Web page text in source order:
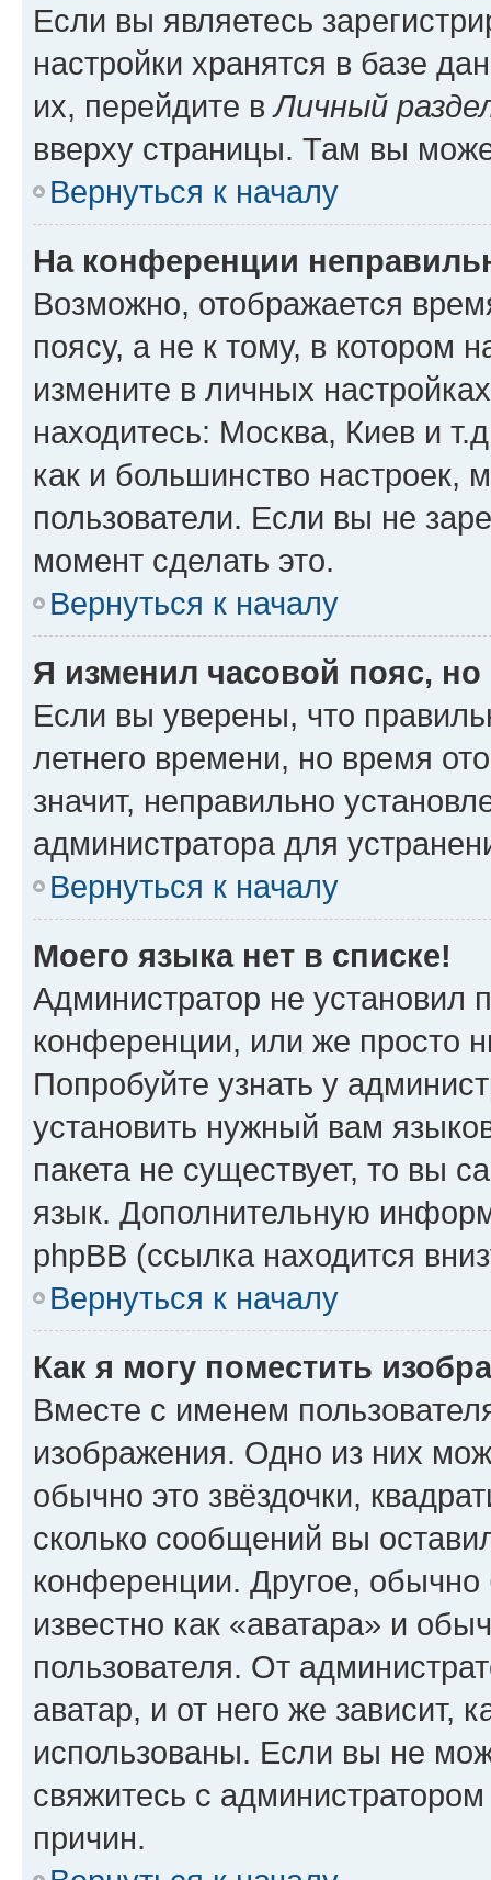
Если вы являетесь
настройки хранятся в базе
их, перейдите вЛичный
вверху страницы. Там вы
Вернуться к началу
На конференции
Возможно, отображается
поясу, а не к тому, в котором
измените в личных
находитесь: Москва, Киев и
как и большинство настроек,
пользователи. Если вы не
момент сделать это.
Вернуться к началу
Я изменил часовой пояс,
Если вы уверены, что
летнего времени, но время
значит, неправильно
администратора для
Вернуться к началу
Моего языка нет в списке!
Администратор не установил
конференции, или же просто
Попробуйте узнать у
установить нужный вам
пакета не существует, то вы
язык. Дополнительную
phpBB (ссылка находится
Вернуться к началу
Как я могу поместить
Вместе с именем
изображения. Одно из них
обычно это звёздочки,
сколько сообщений вы
конференции. Другое,
известно как «аватара» и
пользователя. От
аватар, и от него же зависит,
использованы. Если вы не
свяжитесь с
причин.